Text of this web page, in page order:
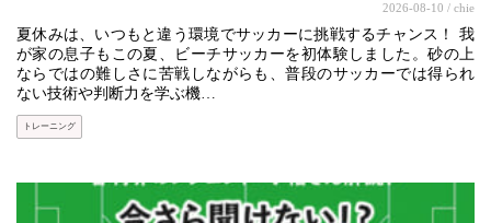
2026-08-10 / chie
夏休みは、いつもと違う環境でサッカーに挑戦するチャンス！ 我
が家の息子もこの夏、ビーチサッカーを初体験しました。砂の上
ならではの難しさに苦戦しながらも、普段のサッカーでは得られ
ない技術や判断力を学ぶ機…
トレーニング